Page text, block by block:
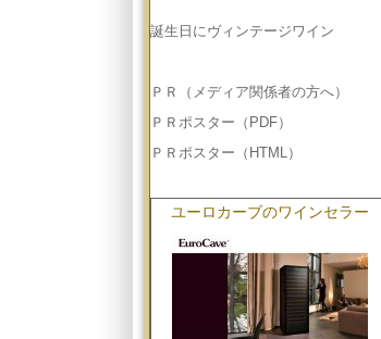
誕生日にヴィンテージワイン
ＰＲ（メディア関係者の方へ）
ＰＲポスター（PDF）
ＰＲポスター（HTML）
ユーロカーブのワインセラー